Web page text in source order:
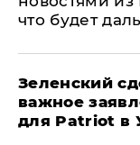
что будет
Зеленский
важное
для Patriot в